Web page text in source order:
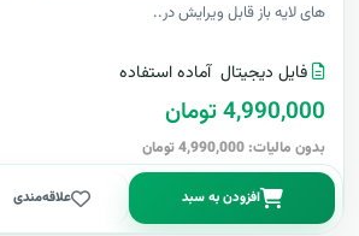
های لایه باز قابل ویرایش در..
فایل دیجیتال آماده استفاده
4,990,000 تومان
بدون مالیات: 4,990,000 تومان
افزودن به سبد علاقه‌مندی